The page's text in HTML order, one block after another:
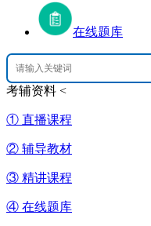
在线题库
考辅资料 <
① 直播课程
② 辅导教材
③ 精讲课程
④ 在线题库